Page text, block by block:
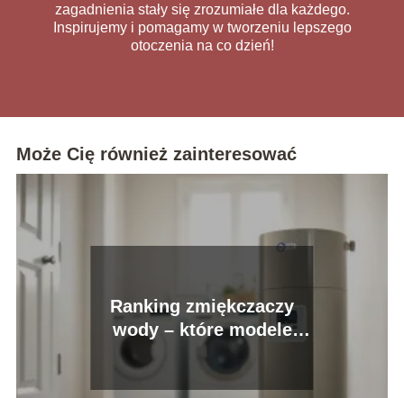
zagadnienia stały się zrozumiałe dla każdego.
Inspirujemy i pomagamy w tworzeniu lepszego
otoczenia na co dzień!
Może Cię również zainteresować
Ranking zmiękczaczy
wody – które modele
warto wybrać?